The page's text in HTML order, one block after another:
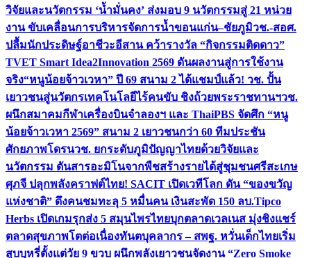
วิจัยและนวัตกรรม ‘น้ำมั่นคง’ ส่งมอบ 9 นวัตกรรมสู่ 21 หน่วย
งาน ขับเคลื่อนการบริหารจัดการน้ำขอนแก่น–ชัยภูมิวช.-สอศ.
ปลื้มนักประดิษฐ์อาชีวะอีสาน คว้ารางวัล “กิจกรรมติดดาว”
TVET Smart Idea2Innovation 2569 ดันผลงานสู่การใช้งาน
จริง“หนูน้อยจ้าวเวหา” ปี 69 สนาม 2 ได้แชมป์แล้ว! วช. ปั้น
เยาวชนสู่นวัตกรเทคโนโลยีไร้คนขับ ชิงถ้วยพระราชทานฯวช.
ผนึกสมาคมกีฬาเครื่องบินจำลองฯ และ ThaiPBS จัดศึก “หนู
น้อยจ้าวเวหา 2569” สนาม 2 เยาวชนกว่า 60 ทีมประชัน
ศักยภาพโดรนวช. ยกระดับภูมิปัญญาไทยด้วยวิจัยและ
นวัตกรรม ดันสารอะมิโนจากพืชสร้างรายได้สู่ชุมชนศรีสะเกษ
ศุภจี ปลุกพลังคราฟต์ไทย! SACIT เปิดเวทีโลก ดัน “ของขวัญ
แห่งชาติ” ดึงคนชมทะลุ 5 หมื่นคน เงินสะพัด 150 ลบ.Tipco
Herbs เปิดเกมรุกส่ง 5 สมุนไพรไทยบุกตลาดเวลเนส มุ่งชิงแชร์
ตลาดสุขภาพโตต่อเนื่องทันตบุคลากร – สพฐ. หวั่นเด็กไทยเริ่ม
สูบบุหรี่ตั้งแต่วัย 9 ขวบ ผนึกพลังเยาวชนจัดงาน “Zero Smoke